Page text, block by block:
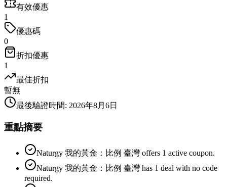
有效優惠
1
優惠碼
0
折扣優惠
1
最佳折扣
暫無
最後驗證時間: 2026年8月6日
重點摘要
Naturgy 我的黃金：比例 臺灣 offers 1 active coupon.
Naturgy 我的黃金：比例 臺灣 has 1 deal with no code
required.